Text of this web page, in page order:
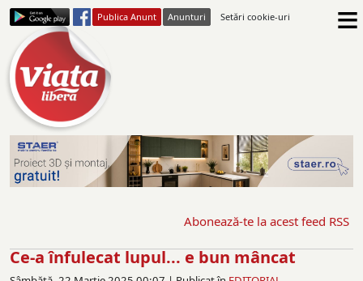
Publica Anunt Anunturi Setări cookie-uri ≡
Abonează-te la acest feed RSS
Ce-a înfulecat lupul... e bun mâncat